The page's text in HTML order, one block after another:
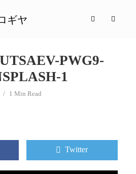
PWG9-
1
1 Min Read
Twitter